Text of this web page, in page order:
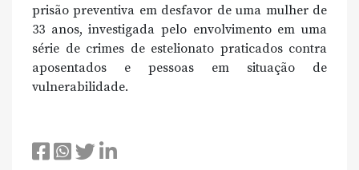
prisão preventiva em desfavor de uma mulher de
33 anos, investigada pelo envolvimento em uma
série de crimes de estelionato praticados contra
aposentados e pessoas em situação de
vulnerabilidade.